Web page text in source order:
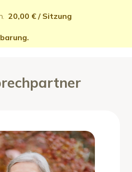
20,00 € / Sitzung